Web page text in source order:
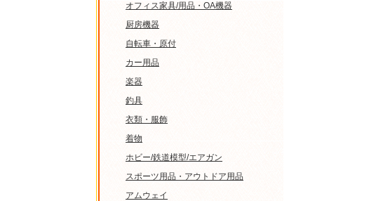
オフィス家具/用品・OA機器
厨房機器
自転車・原付
カー用品
楽器
釣具
衣類・服飾
着物
ホビー/鉄道模型/エアガン
スポーツ用品・アウトドア用品
アムウェイ